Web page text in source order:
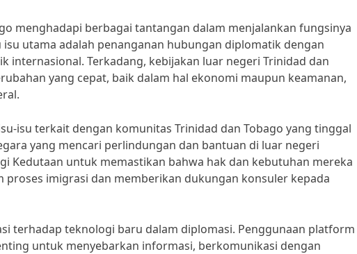
menghadapi berbagai tantangan dalam menjalankan fungsinya
utama adalah penanganan hubungan diplomatik dengan
internasional. Terkadang, kebijakan luar negeri Trinidad dan
yang cepat, baik dalam hal ekonomi maupun keamanan,
isu terkait dengan komunitas Trinidad dan Tobago yang tinggal
yang mencari perlindungan dan bantuan di luar negeri
Kedutaan untuk memastikan bahwa hak dan kebutuhan mereka
imigrasi dan memberikan dukungan konsuler kepada
terhadap teknologi baru dalam diplomasi. Penggunaan platform
untuk menyebarkan informasi, berkomunikasi dengan